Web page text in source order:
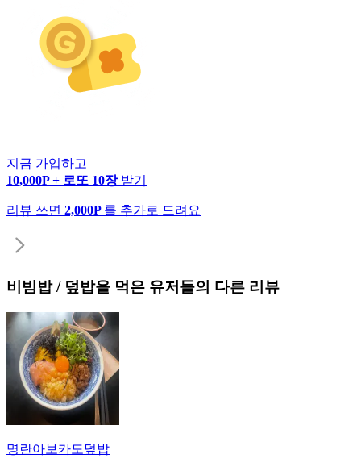
지금 가입하고
10,000P + 로또 10장 받기
리뷰 쓰면 2,000P 를 추가로 드려요
비빔밥 / 덮밥을 먹은 유저들의 다른 리뷰
명란아보카도덮밥